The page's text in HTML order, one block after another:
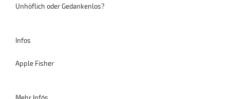
Unhöflich oder Gedankenlos?
Infos
Apple Fisher
Mehr Info´s